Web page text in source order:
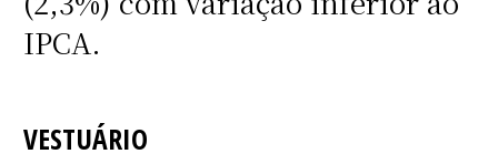
IPCA.
VESTUÁRIO